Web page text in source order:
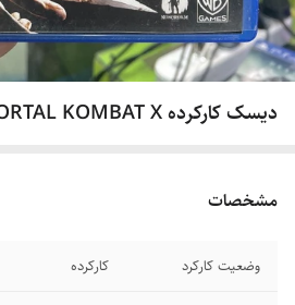
دیسک کارکرده MORTAL KOMBAT X
مشخصات
وضعیت کارکرد کارکرده